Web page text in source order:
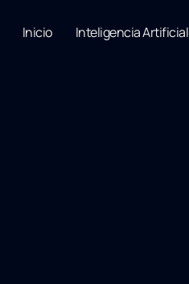
Inicio Inteligencia Artificial